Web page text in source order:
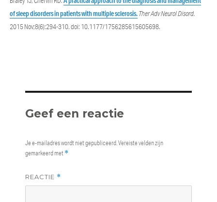
of sleep disorders in patients with multiple sclerosis.Ther Adv Neurol Disord.
2015 Nov;8(6):294-310. doi: 10.1177/1756285615605698.
Geef een reactie
Je e-mailadres wordt niet gepubliceerd.Vereiste velden zijn
gemarkeerd met*
REACTIE *